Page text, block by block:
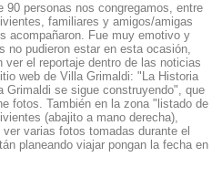
90 personas nos congregamos, entre
familiares y amigos/amigas
acompañaron. Fue muy emotivo y
no pudieron estar en esta ocasión,
ver el reportaje dentro de las noticias
web de Villa Grimaldi: "La Historia
Grimaldi se sigue construyendo", que
fotos. También en la zona "listado de
(abajito a mano derecha),
ver varias fotos tomadas durante el
planeando viajar pongan la fecha en